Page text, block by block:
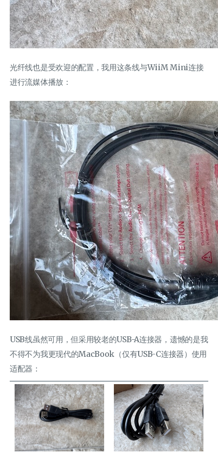
光纤线也是受欢迎的配置，我用这条线与WiiM Mini连接
进行流媒体播放：
USB线虽然可用，但采用较老的USB-A连接器，遗憾的是我
不得不为我更现代的MacBook（仅有USB-C连接器）使用
适配器：